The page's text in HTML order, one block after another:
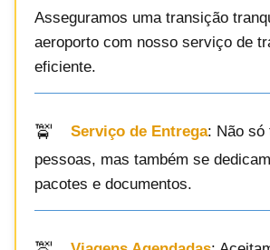
Asseguramos uma transição
aeroporto com nosso serviço de
eficiente.
Serviço de Entrega: Não só
pessoas, mas também se
pacotes e documentos.